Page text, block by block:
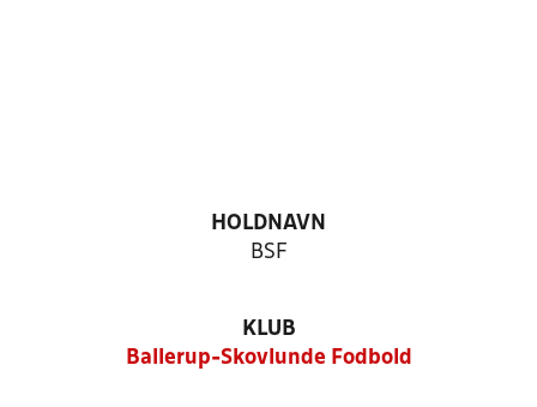
HOLDNAVN
BSF
KLUB
Ballerup-Skovlunde Fodbold